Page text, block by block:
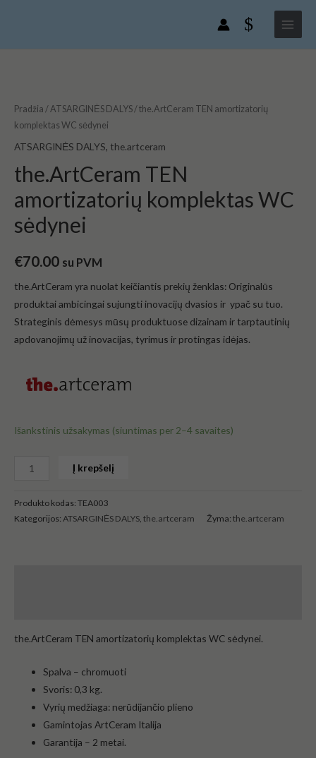
Main
Menu
Pradžia / ATSARGINĖS DALYS / the.ArtCeram TEN amortizatorių
komplektas WC sėdynei
ATSARGINĖS DALYS, the.artceram
the.ArtCeram TEN
amortizatorių komplektas WC
sėdynei
€70.00 su PVM
the.ArtCeram yra nuolat keičiantis prekių ženklas: Originalūs
produktai ambicingai sujungti inovacijų dvasios ir ypač su tuo.
Strateginis dėmesys mūsų produktuose dizainam ir tarptautinių
apdovanojimų už inovacijas, tyrimus ir protingas idėjas.
Išankstinis užsakymas (siuntimas per 2–4 savaites)
the.ArtCeram
TEN
amortizatorių
WC
sėdynei
Į krepšelį
Produkto kodas: TEA003
Kategorijos: ATSARGINĖS DALYS, the.artceram Žyma: the.artceram
the.ArtCeram TEN amortizatorių komplektas WC sėdynei.
Spalva – chromuoti
Svoris: 0,3 kg.
Vyrių medžiaga: nerūdijančio plieno
GamintojasArtCeram Italija
Garantija – 2 metai.